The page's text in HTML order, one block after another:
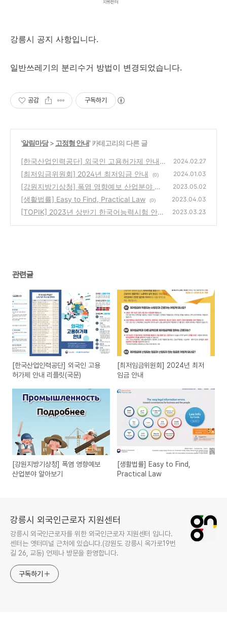
강릉시 공지 사항입니다.
일반쓰레기의 분리수거 방법이 변경되었습니다.
공감 구독하기
'알림마당> 고정형 안내' 카테고리의 다른 글
[한국산업인력공단] 외국인 고용허가제 안내
리플릿(국문)
(0)
2024.02.27
[최저임금위원회] 2024년 최저임금 안내 (0) 2024.01.03
[강원지방기상청] 폭염 영향예보 산업분야 알
아보기
(0)
2023.05.02
[생활법률] Easy to Find, Practical Law (0) 2023.04.03
[TOPIK] 2023년 상반기 한국어능력시험 안내 2023.03.23
관련글
[한국산업인력공단] 외국인 고용
허가제 안내 리플릿(국문)
[최저임금위원회] 2024년 최저
임금 안내
[강원지방기상청] 폭염 영향예보
산업분야 알아보기
[생활법률] Easy to Find,
Practical Law
강릉시 외국인근로자 지원센터
강릉시 외국인근로자를 위한 외국인근로자 지원센터 입니다.
센터는 옛터미널 근처에 있습니다.(강원도 강릉시 옥가로19번
길 26, 교동) 언제나 방문을 환영합니다.
구독하기